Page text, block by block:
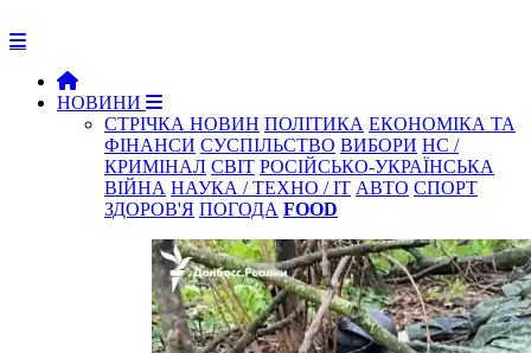
НОВИНИ
СТРІЧКА НОВИН ПОЛІТИКА ЕКОНОМІКА ТА
ФІНАНСИ СУСПІЛЬСТВО ВИБОРИ НС /
КРИМІНАЛ СВІТ РОСІЙСЬКО-УКРАЇНСЬКА
ВІЙНА НАУКА / ТЕХНО / IT АВТО СПОРТ
ЗДОРОВ'Я ПОГОДА FOOD